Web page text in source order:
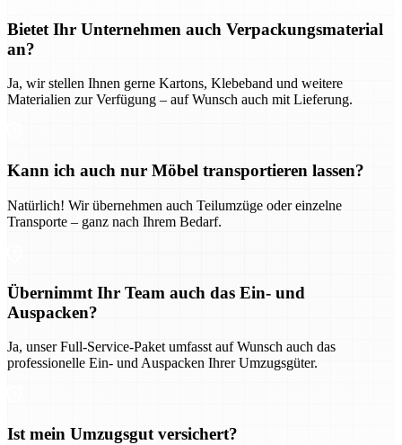
Bietet Ihr Unternehmen auch Verpackungsmaterial
an?
Ja, wir stellen Ihnen gerne Kartons, Klebeband und weitere
Materialien zur Verfügung – auf Wunsch auch mit Lieferung.
Kann ich auch nur Möbel transportieren lassen?
Natürlich! Wir übernehmen auch Teilumzüge oder einzelne
Transporte – ganz nach Ihrem Bedarf.
Übernimmt Ihr Team auch das Ein- und
Auspacken?
Ja, unser Full-Service-Paket umfasst auf Wunsch auch das
professionelle Ein- und Auspacken Ihrer Umzugsgüter.
Ist mein Umzugsgut versichert?